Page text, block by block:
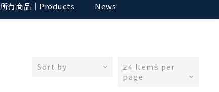
所有商品｜Products News
Sort by
24 Items per
page